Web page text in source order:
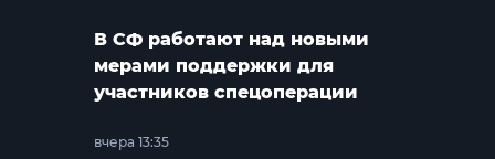
В СФ работают над новыми
мерами поддержки для
участников спецоперации
вчера 13:35